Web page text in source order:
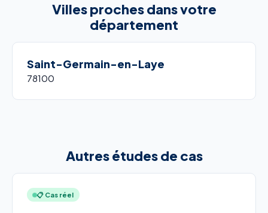
Villes proches dans votre
département
Saint-Germain-en-Laye
78100
Autres études de cas
📋 Cas réel